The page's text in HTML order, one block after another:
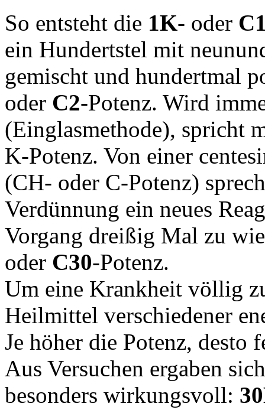
So entsteht die 1K- oder
ein Hundertstel mit
gemischt und hundertmal
oder C2-Potenz. Wird
(Einglasmethode), spricht
K-Potenz. Von einer
(CH- oder C-Potenz)
Verdünnung ein neues
Vorgang dreißig Mal zu
oder C30-Potenz.
Um eine Krankheit völlig
Heilmittel verschiedener
Je höher die Potenz,
Aus Versuchen ergaben
besonders wirkungsvoll: